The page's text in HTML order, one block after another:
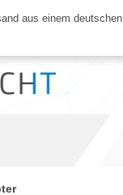
springen
aus einem deutschen